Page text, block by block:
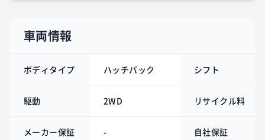
車両情報
ボディタイプ ハッチバック シフト
駆動 2WD リサイクル料
メーカー保証 - 自社保証